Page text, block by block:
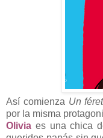
Así comienza Un
por la misma
Olivia es una chica